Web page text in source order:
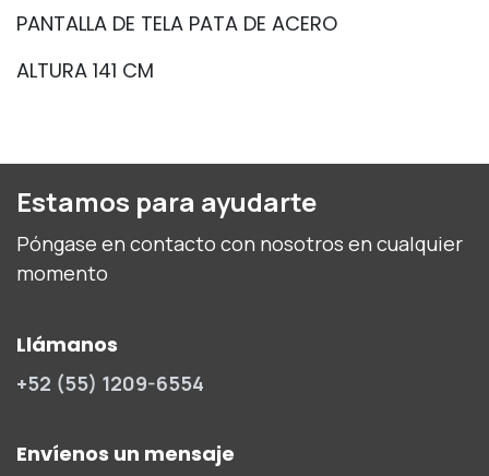
PANTALLA DE TELA PATA DE ACERO
ALTURA 141 CM
Estamos para ayudarte
Póngase en contacto con nosotros en cualquier
momento
Llámanos
+52 (55) 1209-6554
Envíenos un mensaje